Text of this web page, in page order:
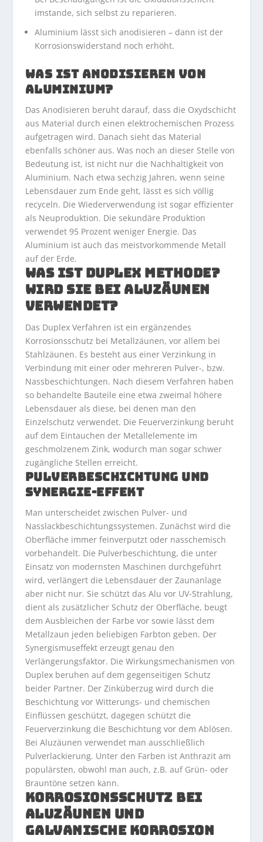
imstande, sich selbst zu reparieren.
Aluminium lässt sich anodisieren – dann ist der
Korrosionswiderstand noch erhöht.
WAS IST ANODISIEREN VON
ALUMINIUM?
Das Anodisieren beruht darauf, dass die Oxydschicht
aus Material durch einen elektrochemischen Prozess
aufgetragen wird. Danach sieht das Material
ebenfalls schöner aus. Was noch an dieser Stelle von
Bedeutung ist, ist nicht nur die Nachhaltigkeit von
Aluminium. Nach etwa sechzig Jahren, wenn seine
Lebensdauer zum Ende geht, lässt es sich völlig
recyceln. Die Wiederverwendung ist sogar effizienter
als Neuproduktion. Die sekundäre Produktion
verwendet 95 Prozent weniger Energie. Das
Aluminium ist auch das meistvorkommende Metall
auf der Erde.
WAS IST DUPLEX METHODE?
WIRD SIE BEI ALUZÄUNEN
VERWENDET?
Das Duplex Verfahren ist ein ergänzendes
Korrosionsschutz bei Metallzäunen, vor allem bei
Stahlzäunen. Es besteht aus einer Verzinkung in
Verbindung mit einer oder mehreren Pulver-, bzw.
Nassbeschichtungen. Nach diesem Verfahren haben
so behandelte Bauteile eine etwa zweimal höhere
Lebensdauer als diese, bei denen man den
Einzelschutz verwendet. Die Feuerverzinkung beruht
auf dem Eintauchen der Metallelemente im
geschmolzenem Zink, wodurch man sogar schwer
zugängliche Stellen erreicht.
PULVERBESCHICHTUNG UND
SYNERGIE-EFFEKT
Man unterscheidet zwischen Pulver- und
Nasslackbeschichtungssystemen. Zunächst wird die
Oberfläche immer feinverputzt oder nasschemisch
vorbehandelt. Die Pulverbeschichtung, die unter
Einsatz von modernsten Maschinen durchgeführt
wird, verlängert die Lebensdauer der Zaunanlage
aber nicht nur. Sie schützt das Alu vor UV-Strahlung,
dient als zusätzlicher Schutz der Oberfläche, beugt
dem Ausbleichen der Farbe vor sowie lässt dem
Metallzaun jeden beliebigen Farbton geben. Der
Synergismuseffekt erzeugt genau den
Verlängerungsfaktor. Die Wirkungsmechanismen von
Duplex beruhen auf dem gegenseitigen Schutz
beider Partner. Der Zinküberzug wird durch die
Beschichtung vor Witterungs- und chemischen
Einflüssen geschützt, dagegen schützt die
Feuerverzinkung die Beschichtung vor dem Ablösen.
Bei Aluzäunen verwendet man ausschließlich
Pulverlackierung. Unter den Farben ist Anthrazit am
populärsten, obwohl man auch, z.B. auf Grün- oder
Brauntöne setzen kann.
KORROSIONSSCHUTZ BEI
ALUZÄUNEN UND
GALVANISCHE KORROSION